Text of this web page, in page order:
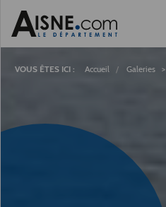
Fil
d'Ariane
Accueil Galeries